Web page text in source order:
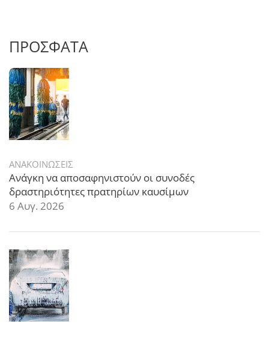
ΠΡΟΣΦΑΤΑ
ΑΝΑΚΟΙΝΩΣΕΙΣ
Ανάγκη να αποσαφηνιστούν οι συνοδές
δραστηριότητες πρατηρίων καυσίμων
6 Αυγ. 2026